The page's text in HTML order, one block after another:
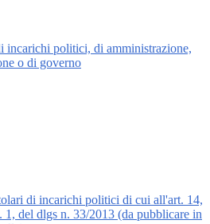
incarichi politici, di amministrazione,
o di governo
di incarichi politici di cui all'art. 14,
1, del dlgs n. 33/2013 (da pubblicare in